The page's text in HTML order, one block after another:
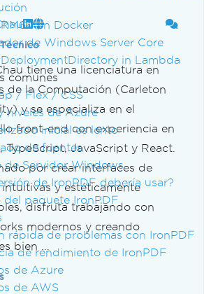
en Docker
de Windows Server Core
in Lambda
comunes
/ Flex / CSS
niveles de Azure
inicial es lento
de fuentes
de Servidor Windows
de IronPDF debería usar?
del paquete IronPDF
rápida de problemas con IronPDF
de rendimiento de IronPDF
de Azure
de AWS
tiene una licenciatura en
de la Computación (Carleton
y se especializa en el
front-end con experiencia en
TypeScript, JavaScript y React.
por crear interfaces de
y estéticamente
disfruta trabajando con
modernos y creando
bien ...